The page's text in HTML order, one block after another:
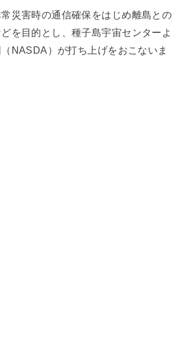
災害時の通信確保をはじめ離島との
を目的とし、種子島宇宙センターよ
NASDA）が打ち上げをおこないま